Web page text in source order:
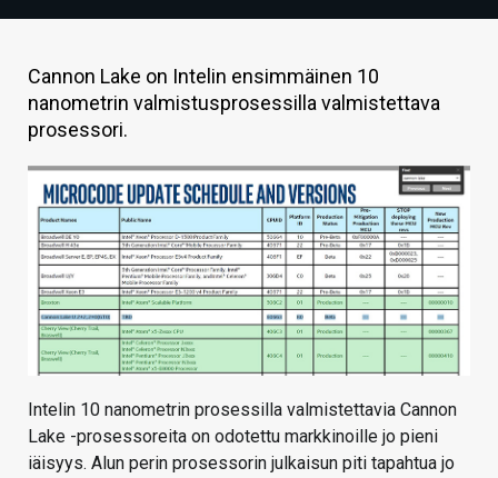
TECHBBS
TIETOA
HINTA.FI
VAIHDA TEEMA
HAKU
Cannon Lake on Intelin ensimmäinen 10
nanometrin valmistusprosessilla valmistettava
prosessori.
Intelin 10 nanometrin prosessilla valmistettavia Cannon
Lake -prosessoreita on odotettu markkinoille jo pieni
iäisyys. Alun perin prosessorin julkaisun piti tapahtua jo